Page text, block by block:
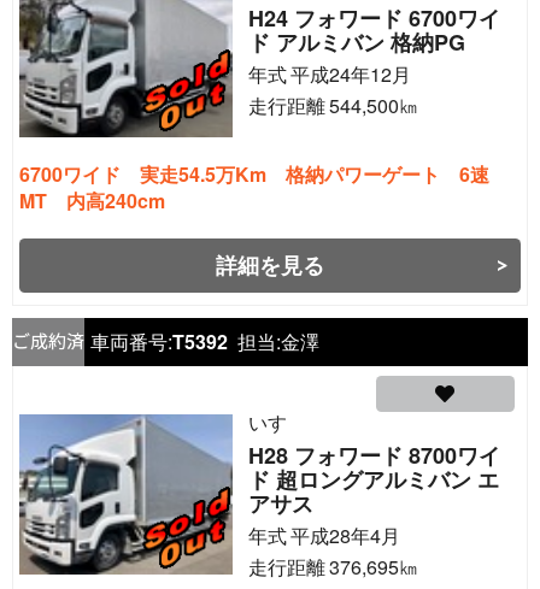
H24 フォワード 6700ワイ
ド アルミバン 格納PG
年式平成24年12月
走行距離544,500㎞
6700ワイド 実走54.5万Km 格納パワーゲート 6速
MT 内高240cm
詳細を見る
車両番号:T5392 担当:金澤
いすゞ
H28 フォワード 8700ワイ
ド 超ロングアルミバン エ
アサス
年式平成28年4月
走行距離376,695㎞